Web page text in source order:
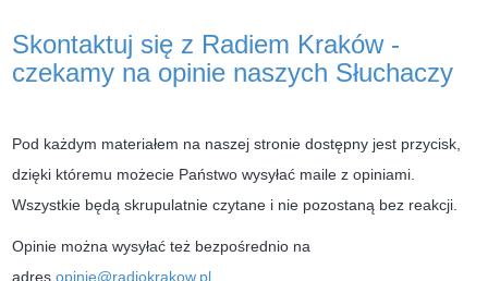
Skontaktuj się z Radiem Kraków -
czekamy na opinie naszych Słuchaczy
Pod każdym materiałem na naszej stronie dostępny jest przycisk,
dzięki któremu możecie Państwo wysyłać maile z opiniami.
Wszystkie będą skrupulatnie czytane i nie pozostaną bez reakcji.
Opinie można wysyłać też bezpośrednio na
adres opinie@radiokrakow.pl